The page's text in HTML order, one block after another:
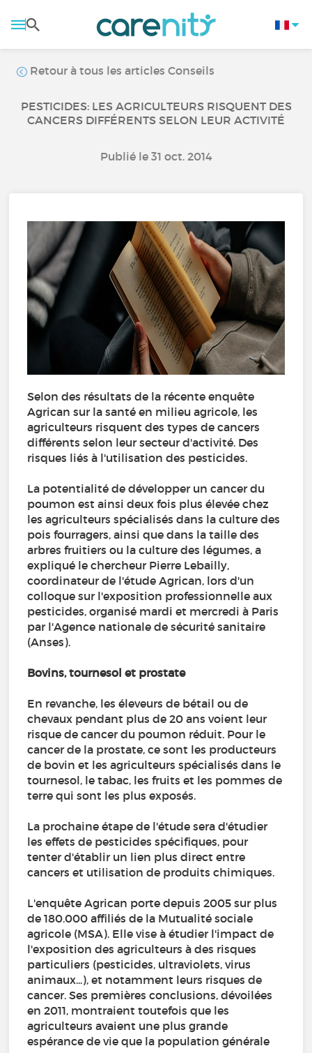
Retour à tous les articles Conseils
PESTICIDES: LES AGRICULTEURS RISQUENT DES
CANCERS DIFFÉRENTS SELON LEUR ACTIVITÉ
Publié le 31 oct. 2014
Selon des résultats de la récente enquête
Agrican sur la santé en milieu agricole, les
agriculteurs risquent des types de cancers
différents selon leur secteur d'activité. Des
risques liés à l'utilisation des pesticides.
La potentialité de développer un cancer du
poumon est ainsi deux fois plus élevée chez
les agriculteurs spécialisés dans la culture des
pois fourragers, ainsi que dans la taille des
arbres fruitiers ou la culture des légumes, a
expliqué le chercheur Pierre Lebailly,
coordinateur de l'étude Agrican, lors d'un
colloque sur l'exposition professionnelle aux
pesticides, organisé mardi et mercredi à Paris
par l'Agence nationale de sécurité sanitaire
(Anses).
Bovins, tournesol et prostate
En revanche, les éleveurs de bétail ou de
chevaux pendant plus de 20 ans voient leur
risque de cancer du poumon réduit. Pour le
cancer de la prostate, ce sont les producteurs
de bovin et les agriculteurs spécialisés dans le
tournesol, le tabac, les fruits et les pommes de
terre qui sont les plus exposés.
La prochaine étape de l'étude sera d'étudier
les effets de pesticides spécifiques, pour
tenter d'établir un lien plus direct entre
cancers et utilisation de produits chimiques.
L'enquête Agrican porte depuis 2005 sur plus
de 180.000 affiliés de la Mutualité sociale
agricole (MSA). Elle vise à étudier l'impact de
l'exposition des agriculteurs à des risques
particuliers (pesticides, ultraviolets, virus
animaux...), et notamment leurs risques de
cancer. Ses premières conclusions, dévoilées
en 2011, montraient toutefois que les
agriculteurs avaient une plus grande
espérance de vie que la population générale